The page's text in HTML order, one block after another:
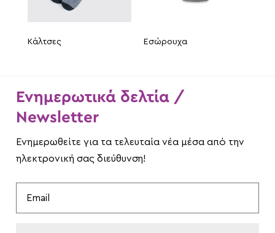
Κάλτσες Εσώρουχα
Ενημερωτικά δελτία /
Newsletter
Ενημερωθείτε για τα τελευταία νέα μέσα από την
ηλεκτρονική σας διεύθυνση!